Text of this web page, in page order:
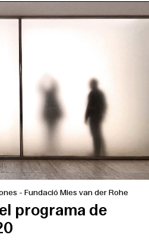
- Fundació Mies van der Rohe
programa de